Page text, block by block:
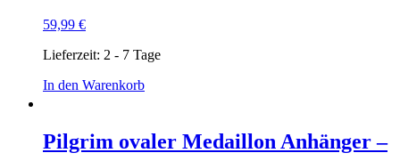
59,99 €
Lieferzeit: 2 - 7 Tage
In den Warenkorb
Pilgrim ovaler Medaillon Anhänger –